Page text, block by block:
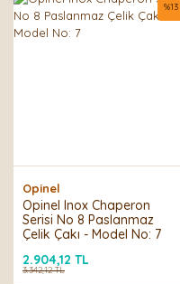
Opinel
Opinel Inox Chaperon
Serisi No 8 Paslanmaz
Çelik Çakı - Model No: 7
%13
2.904,12 TL
3.342,12 TL